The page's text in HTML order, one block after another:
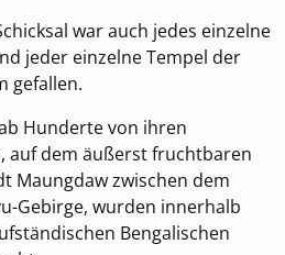
war auch jedes einzelne
jeder einzelne Tempel der
gefallen.
Hunderte von ihren
auf dem äußerst fruchtbaren
Maungdaw zwischen dem
Gebirge, wurden innerhalb
Bengalischen